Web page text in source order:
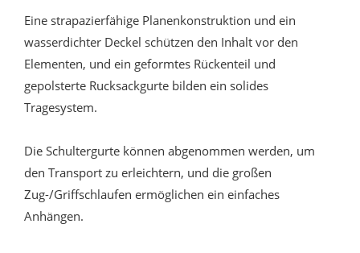
Eine strapazierfähige Planenkonstruktion und ein
wasserdichter Deckel schützen den Inhalt vor den
Elementen, und ein geformtes Rückenteil und
gepolsterte Rucksackgurte bilden ein solides
Tragesystem.
Die Schultergurte können abgenommen werden, um
den Transport zu erleichtern, und die großen
Zug-/Griffschlaufen ermöglichen ein einfaches
Anhängen.